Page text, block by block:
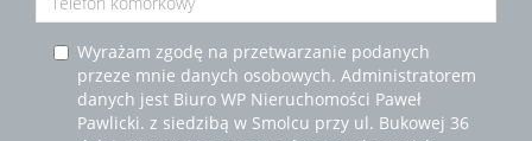
Wyrażam zgodę na przetwarzanie podanych
przeze mnie danych osobowych. Administratorem
danych jest Biuro WP Nieruchomości Paweł
Pawlicki. z siedzibą w Smolcu przy ul. Bukowej 36